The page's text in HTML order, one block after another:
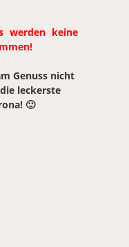
werden keine
Genuss nicht
leckerste
🙂